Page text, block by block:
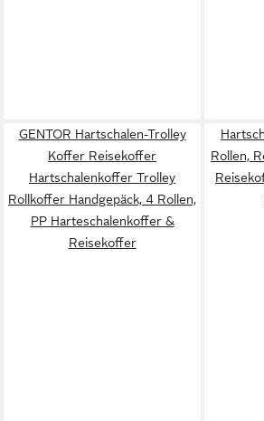
GENTOR Hartschalen-Trolley
Koffer Reisekoffer
Hartschalenkoffer Trolley
Rollkoffer Handgepäck, 4 Rollen,
PP Harteschalenkoffer &
Reisekoffer
Rollen,